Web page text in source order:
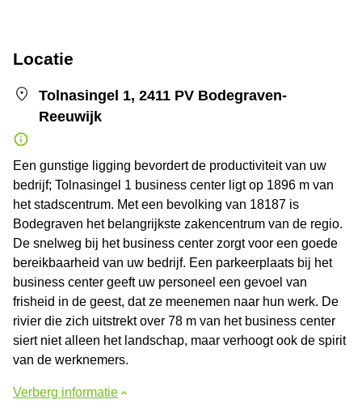
Locatie
Tolnasingel 1, 2411 PV Bodegraven-
Reeuwijk
Een gunstige ligging bevordert de productiviteit van uw
bedrijf; Tolnasingel 1 business center ligt op 1896 m van
het stadscentrum. Met een bevolking van 18187 is
Bodegraven het belangrijkste zakencentrum van de regio.
De snelweg bij het business center zorgt voor een goede
bereikbaarheid van uw bedrijf. Een parkeerplaats bij het
business center geeft uw personeel een gevoel van
frisheid in de geest, dat ze meenemen naar hun werk. De
rivier die zich uitstrekt over 78 m van het business center
siert niet alleen het landschap, maar verhoogt ook de spirit
van de werknemers.
Verberg informatie